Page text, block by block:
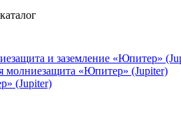
и заземление «Юпитер»
молниезащита «Юпитер» (Jupiter)
(Jupiter)